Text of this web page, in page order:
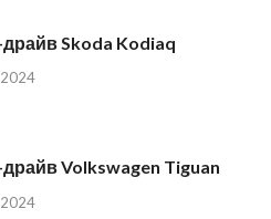
драйв Skoda Kodiaq
драйв Volkswagen Tiguan